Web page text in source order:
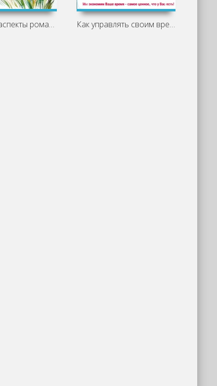
Основные аспекты романа «Казачий крест» Как управлять своим временем - Трейси